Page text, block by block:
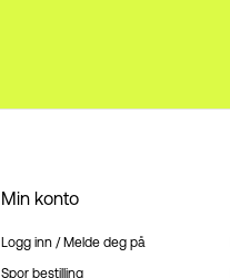
Min konto
Logg inn / Melde deg på
Spor bestilling